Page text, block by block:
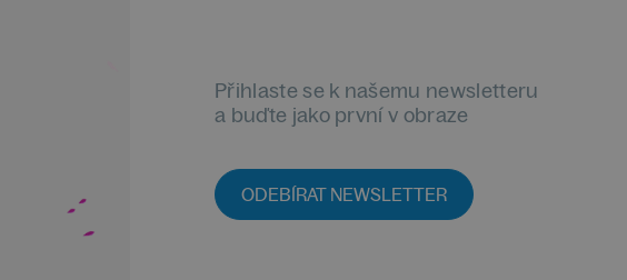
Přihlaste se k našemu newsletteru
a buďte jako první v obraze
ODEBÍRAT NEWSLETTER